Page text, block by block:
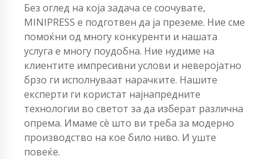
Без оглед на која задача се соочувате,
MINIPRESS е подготвен да ја преземе. Ние сме
помоќни од многу конкуренти и нашата
услуга е многу поудобна. Ние нудиме на
клиентите импресивни услови и неверојатно
брзо ги исполнуваат нарачките. Нашите
експерти ги користат најнапредните
технологии во светот за да изберат различна
опрема. Имаме сè што ви треба за модерно
производство на кое било ниво. И уште
повеќе.